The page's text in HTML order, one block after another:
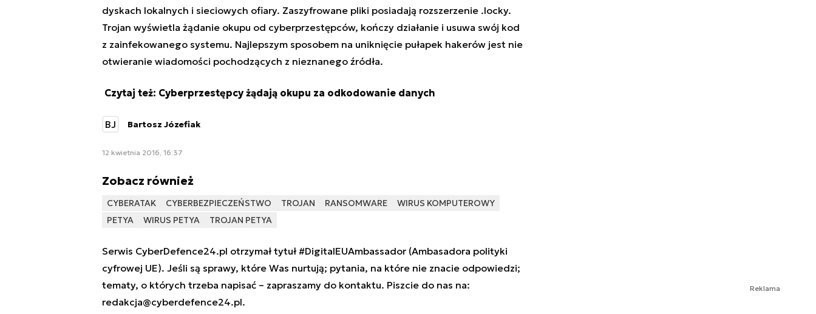
dyskach lokalnych i sieciowych ofiary. Zaszyfrowane pliki posiadają rozszerzenie .locky.
Trojan wyświetla żądanie okupu od cyberprzestępców, kończy działanie i usuwa swój kod
z zainfekowanego systemu. Najlepszym sposobem na uniknięcie pułapek hakerów jest nie
otwieranie wiadomości pochodzących z nieznanego źródła.
Czytaj też: Cyberprzestępcy żądają okupu za odkodowanie danych
BJ Bartosz Józefiak
12 kwietnia 2016, 16:37
Zobacz również
CYBERATAK CYBERBEZPIECZEŃSTWO TROJAN RANSOMWARE
WIRUS KOMPUTEROWY
PETYA
WIRUS PETYA TROJAN PETYA
Serwis CyberDefence24.pl otrzymał tytuł #DigitalEUAmbassador (Ambasadora polityki
cyfrowej UE). Jeśli są sprawy, które Was nurtują; pytania, na które nie znacie odpowiedzi;
tematy, o których trzeba napisać – zapraszamy do kontaktu. Piszcie do nas na:
redakcja@cyberdefence24.pl.
Reklama